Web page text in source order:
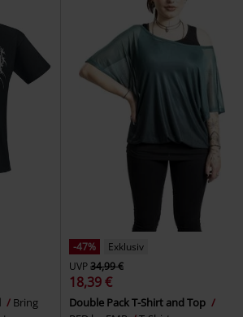
Bring
-47%
Exklusiv
UVP34,99 €
18,39 €
Double Pack T-Shirt and Top